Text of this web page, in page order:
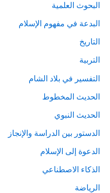
البحوث العلمية
البدعة في مفهوم الإسلام
التاريخ
التربية
التفسير في بلاد الشام
الحديث المخطوط
الحديث النبوي
الدستور بين الدراسة والإنجاز
الدعوة إلى الإسلام
الذكاء الاصطناعي
الرياضة